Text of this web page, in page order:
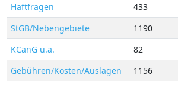
Haftfragen
433
StGB/Nebengebiete
1190
KCanG u.a.
82
Gebühren/Kosten/Auslagen
1156